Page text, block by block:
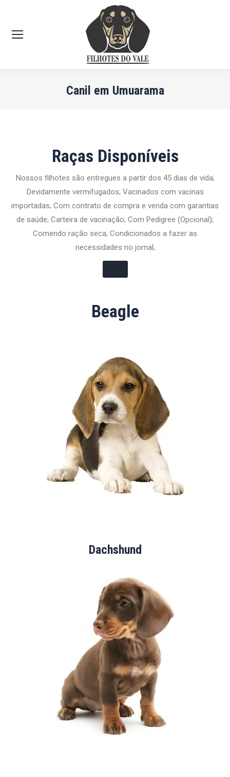
Canil em Umuarama
Raças Disponíveis
Nossos filhotes são entregues a partir dos 45 dias de vida;
Devidamente vermifugados; Vacinados com vacinas
importadas; Com contrato de compra e venda com garantias
de saúde; Carteira de vacinação; Com Pedigree (Opcional);
Comendo ração seca; Condicionados a fazer as
necessidades no jornal;
Beagle
Dachshund